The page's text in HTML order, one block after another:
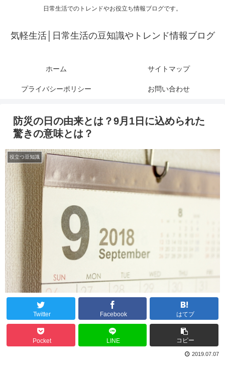
日常生活でのトレンドやお役立ち情報ブログです。
気軽生活│日常生活の豆知識やトレンド情報ブログ
ホーム サイトマップ
プライバシーポリシー お問い合わせ
防災の日の由来とは？9月1日に込められた
驚きの意味とは？
役立つ豆知識
Twitter Facebook はてブ
Pocket LINE コピー
2019.07.07